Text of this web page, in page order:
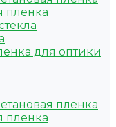
пленка
для оптики
пленка
пленка